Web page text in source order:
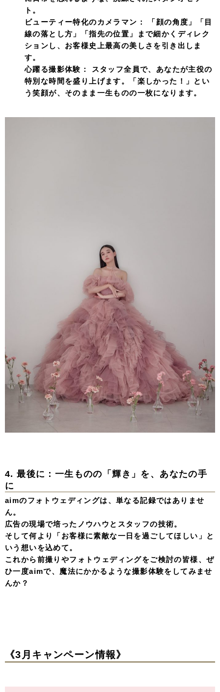
ト。
ビューティー特化のカメラマン：
「顔の角度」「目
線の落とし方」「指先の位置」まで細かくディレク
ションし、お客様史上最高の美しさを引き出しま
す。
心躍る撮影体験：
スタッフ全員で、あなたが主役の
特別な時間を盛り上げます。「楽しかった！」とい
う笑顔が、そのまま一生ものの一枚になります。
4. 最後に：一生ものの「輝き」を、あなたの手
に
aimのフォトウェディングは、単なる記録ではありませ
ん。
広告の現場で培ったノウハウとスタッフの技術。
そして何より「お客様に素敵な一日を過ごしてほしい」と
いう想いを込めて。
これから前撮り やフォトウェディングをご検討の皆様、ぜ
ひ一度aimで、魔法にかかるような撮影体験をしてみませ
んか？
《3月キャンペーン情報》